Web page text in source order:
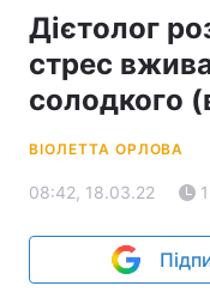
Дієтолог
стрес
солодкого
ВІОЛЕТТА ОРЛОВА
08:42, 18.03.22